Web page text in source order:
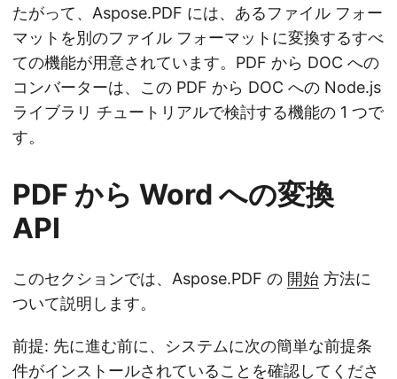
たがって、Aspose.PDF には、あるファイル フォー
マットを別のファイル フォーマットに変換するすべ
ての機能が用意されています。PDF から DOC への
コンバーターは、この PDF から DOC への Node.js
ライブラリ チュートリアルで検討する機能の 1 つで
す。
PDF から Word への変換
API
このセクションでは、Aspose.PDF の 開始 方法に
ついて説明します。
前提: 先に進む前に、システムに次の簡単な前提条
件がインストールされていることを確認してくださ